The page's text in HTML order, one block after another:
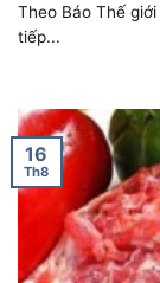
Theo Báo Thế
tiếp...
16
Th8